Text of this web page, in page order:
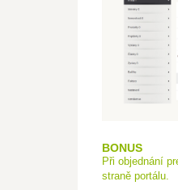
BONUS
Při objednání
straně portálu.